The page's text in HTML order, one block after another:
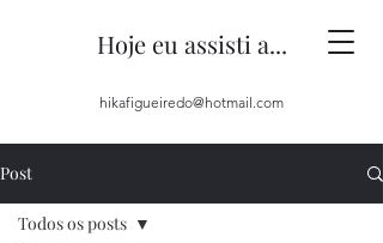
Hoje eu assisti a...
hikafigueiredo@hotmail.com
Post
Todos os posts